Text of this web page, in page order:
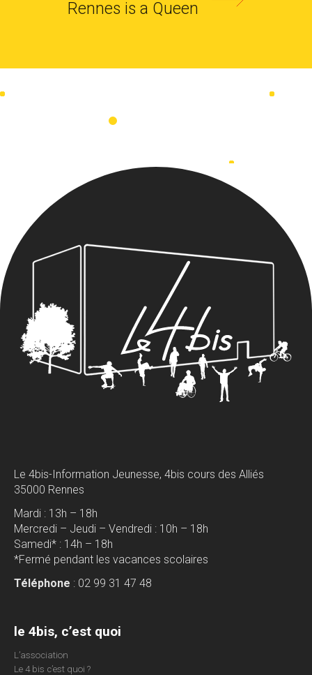
Rennes is a Queen
Le 4bis-Information Jeunesse, 4bis cours des Alliés
35000 Rennes
Mardi : 13h – 18h
Mercredi – Jeudi – Vendredi : 10h – 18h
Samedi* : 14h – 18h
*Fermé pendant les vacances scolaires
Téléphone : 02 99 31 47 48
le 4bis, c’est quoi
L’association
Le 4 bis c’est quoi ?